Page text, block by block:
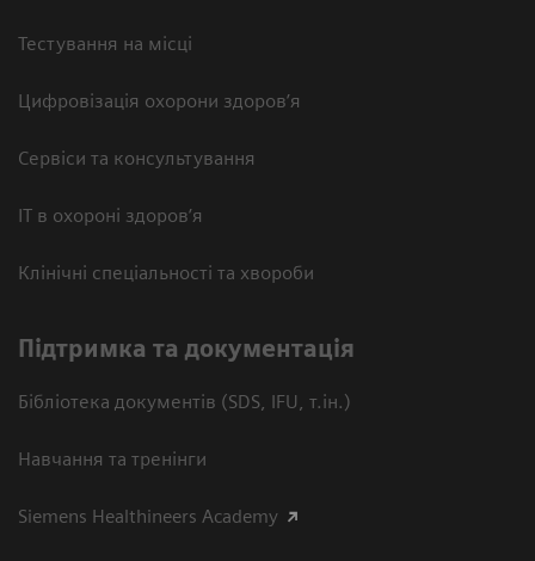
Тестування на місці
Цифровізація охорони здоров’я
Сервіси та консультування
ІТ в охороні здоров’я
Клінічні спеціальності та хвороби
Підтримка та документація
Бібліотека документів (SDS, IFU, т.ін.)
Навчання та тренінги
Siemens Healthineers Academy